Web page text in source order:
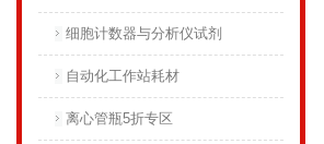
细胞计数器与分析仪试剂
自动化工作站耗材
离心管瓶5折专区